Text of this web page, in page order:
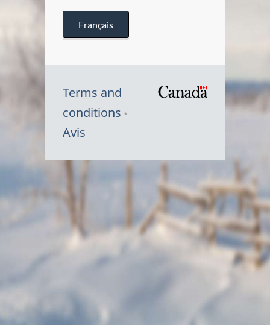
Français
Terms and
conditions
Avis
Symbole
Canada